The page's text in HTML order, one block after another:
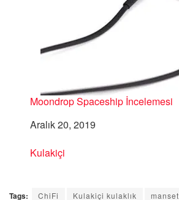
Moondrop Spaceship İncelemesi
Tarih
Aralık 20, 2019
Şuna göre:
Kulakiçi
Tags: ChiFi Kulakiçi kulaklık manset